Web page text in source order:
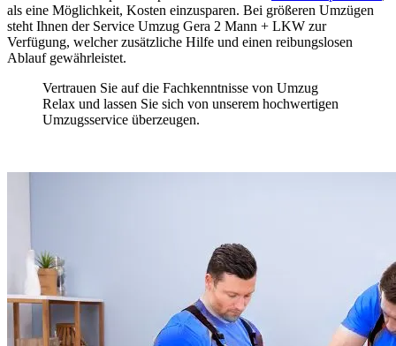
als eine Möglichkeit, Kosten einzusparen. Bei größeren Umzügen
steht Ihnen der Service Umzug Gera 2 Mann + LKW zur
Verfügung, welcher zusätzliche Hilfe und einen reibungslosen
Ablauf gewährleistet.
Vertrauen Sie auf die Fachkenntnisse von Umzug
Relax und lassen Sie sich von unserem hochwertigen
Umzugsservice überzeugen.